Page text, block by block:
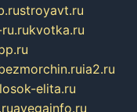
stroyavt.ru
kvotka.ru
ia2.ru
elita.ru
avegainfo.ru